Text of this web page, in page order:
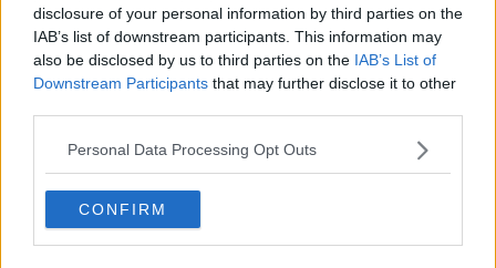
disclosure of your personal information by third parties on the
IAB’s list of downstream participants. This information may
also be disclosed by us to third parties on the IAB’s List of
Downstream Participants that may further disclose it to other
Personal Data Processing Opt Outs
CONFIRM
Basta cliccareQUI
Ti potrebbe interessare anche:
Articoli dal Blog “Legalità e non solo” di Salvatore Calleri
Vademecum antimafia per gli elettori
Toscana chiama Palermo
Serve un esercito europeo
I superbonus rischiano di favorire la mafia
Occorre potenziare il controllo del territorio